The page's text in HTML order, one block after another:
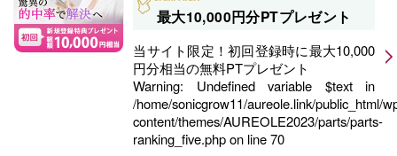
最大10,000円分PTプレゼント
当サイト限定！初回登録時に最大10,000
円分相当の無料PTプレゼント
Warning: Undefined variable $text in
/home/sonicgrow11/aureole.link/public_html/
content/themes/AUREOLE2023/parts/parts-
ranking_five.phpon line70